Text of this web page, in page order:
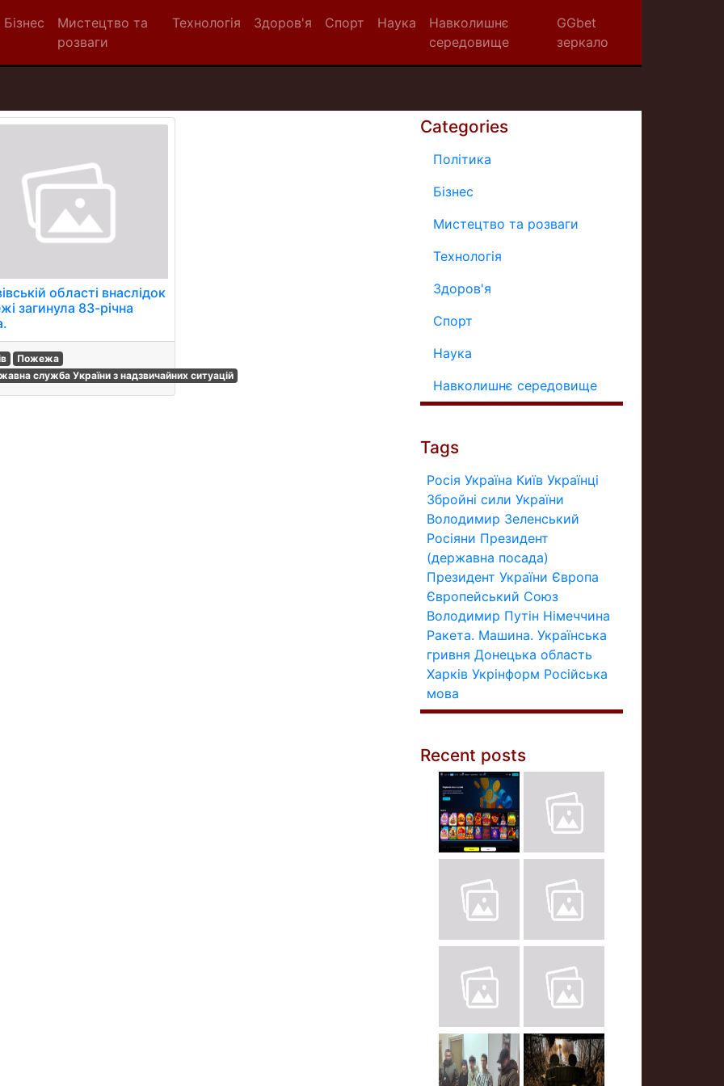
Бізнес
Мистецтво та
розваги
Технологія Здоров'я Спорт Наука
Навколишнє
середовище
GGbet
зеркало
області внаслідок
загинула 83-річна
Пожежа
служба України з надзвичайних ситуацій
Categories
Політика
Бізнес
Мистецтво та розваги
Технологія
Здоров'я
Спорт
Наука
Навколишнє середовище
Tags
Росія Україна Київ Українці
Збройні сили України
Володимир Зеленський
Росіяни Президент
(державна посада)
Президент України Європа
Європейський Союз
Володимир Путін Німеччина
Ракета. Машина. Українська
гривня Донецька область
Харків Укрінформ Російська
мова
Recent posts